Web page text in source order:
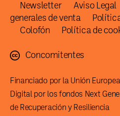
Newsletter Aviso Legal
generales de venta
Colofón
Política de
Concomitentes
Financiado por la Unión
Digital por los fondos Next
de Recuperación y Resiliencia